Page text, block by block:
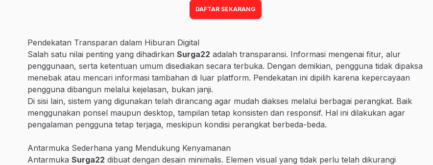
DAFTAR SEKARANG
Pendekatan Transparan dalam Hiburan Digital
Salah satu nilai penting yang dihadirkan Surga22 adalah transparansi. Informasi mengenai fitur, alur
penggunaan, serta ketentuan umum disediakan secara terbuka. Dengan demikian, pengguna tidak dipaksa
menebak atau mencari informasi tambahan di luar platform. Pendekatan ini dipilih karena kepercayaan
pengguna dibangun melalui kejelasan, bukan janji.
Di sisi lain, sistem yang digunakan telah dirancang agar mudah diakses melalui berbagai perangkat. Baik
menggunakan ponsel maupun desktop, tampilan tetap konsisten dan responsif. Hal ini dilakukan agar
pengalaman pengguna tetap terjaga, meskipun kondisi perangkat berbeda-beda.
Antarmuka Sederhana yang Mendukung Kenyamanan
Antarmuka Surga22 dibuat dengan desain minimalis. Elemen visual yang tidak perlu telah dikurangi